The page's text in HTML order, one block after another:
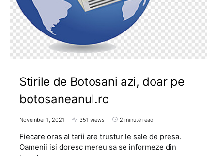
Stirile de Botosani azi, doar pe
botosaneanul.ro
November 1, 2021 351 views 2 minute read
Fiecare oras al tarii are trusturile sale de presa.
Oamenii isi doresc mereu sa se informeze din